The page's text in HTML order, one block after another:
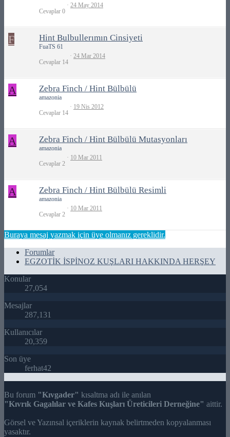
Cevaplar 0
24 May 2014
F Hint Bulbullerımın Cinsiyeti
FuaTS 61
Cevaplar 14
24 Mar 2014
A Zebra Finch / Hint Bülbülü
amazonia
Cevaplar 14
19 Nis 2012
A Zebra Finch / Hint Bülbülü Mutasyonları
amazonia
Cevaplar 2
10 Mar 2011
A Zebra Finch / Hint Bülbülü Resimli
amazonia
Cevaplar 2
10 Mar 2011
Buraya mesaj yazmak için üye olmanız gereklidir.
Forumlar
EGZOTİK İSPİNOZ KUŞLARI HAKKINDA HERŞEY
Konular
27,054
Mesajlar
287,131
Kullanıcılar
20,359
Son üye
ferhat42
Bu forum "Kıvgader" kısaltma adı ile anılan
"Kıvrık Gagalılar ve Kafes Kuşları Üreticileri Derneğine" aittir.
Görsel ve Yazınsal içeriklerin kaynak belirtmeden kopyalanması
yasaktır.